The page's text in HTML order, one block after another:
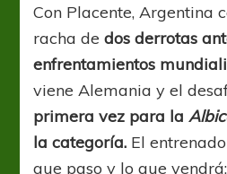
Con Placente, Argentina
racha dedos derrotas
enfrentamientos
viene Alemania y el
primera vez para la
la categoría. El
que paso y lo que